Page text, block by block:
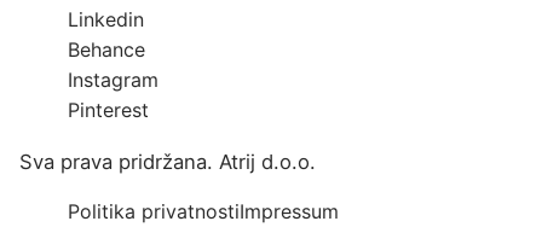
Linkedin
Behance
Instagram
Pinterest
Sva prava pridržana. Atrij d.o.o.
Politika privatnostiImpressum